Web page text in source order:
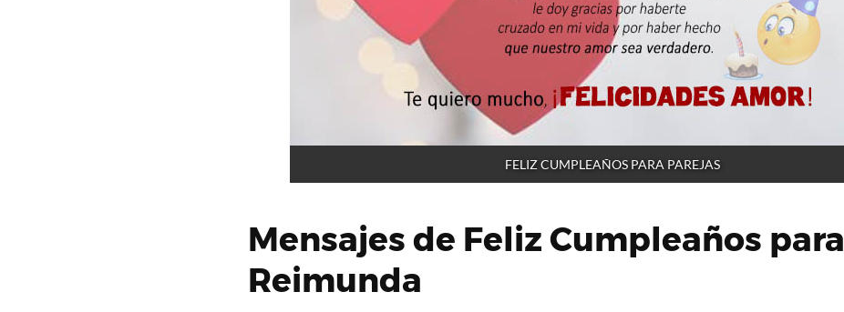
FELIZ CUMPLEAÑOS PARA PAREJAS
Mensajes de Feliz Cumpleaños para
Reimunda